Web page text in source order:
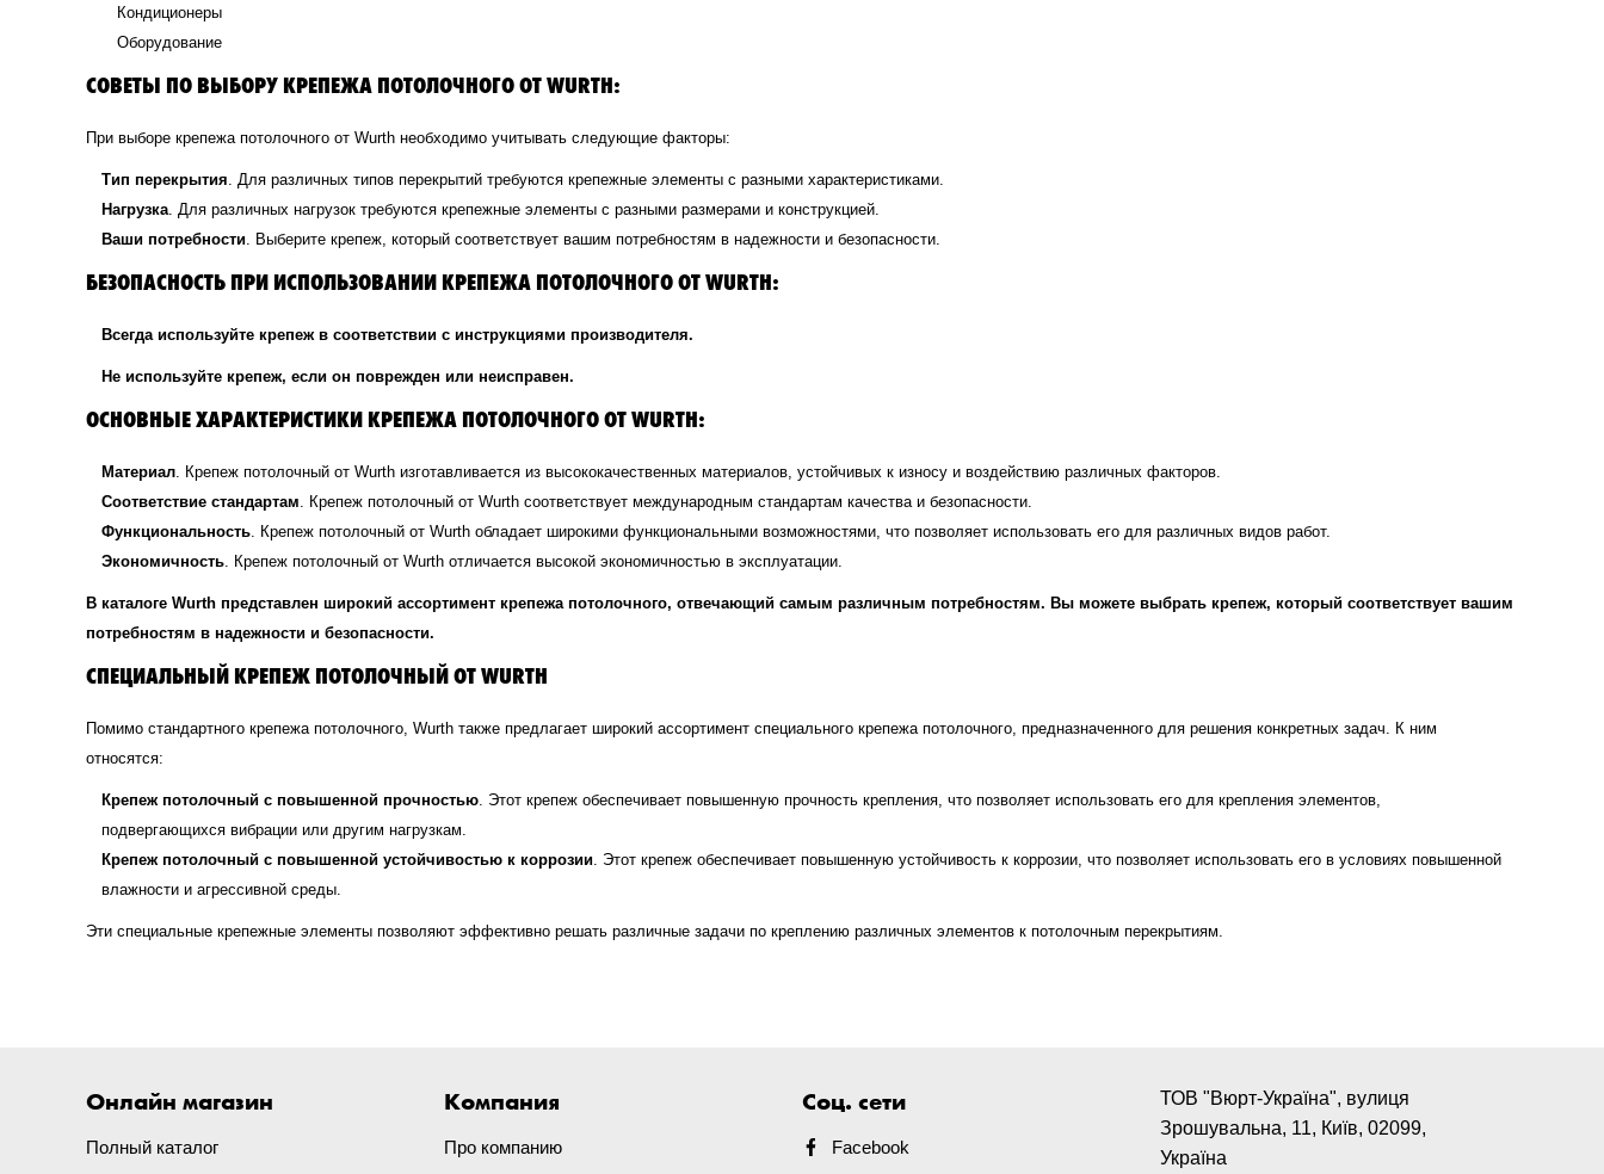
Кондиционеры
Оборудование
СОВЕТЫ ПО ВЫБОРУ КРЕПЕЖА ПОТОЛОЧНОГО ОТ WURTH:
При выборе крепежа потолочного от Wurth необходимо учитывать следующие факторы:
Тип перекрытия . Для различных типов перекрытий требуются крепежные элементы с разными характеристиками.
Нагрузка . Для различных нагрузок требуются крепежные элементы с разными размерами и конструкцией.
Ваши потребности . Выберите крепеж, который соответствует вашим потребностям в надежности и безопасности.
БЕЗОПАСНОСТЬ ПРИ ИСПОЛЬЗОВАНИИ КРЕПЕЖА ПОТОЛОЧНОГО ОТ WURTH:
Всегда используйте крепеж в соответствии с инструкциями производителя.
Не используйте крепеж, если он поврежден или неисправен.
ОСНОВНЫЕ ХАРАКТЕРИСТИКИ КРЕПЕЖА ПОТОЛОЧНОГО ОТ WURTH:
Материал . Крепеж потолочный от Wurth изготавливается из высококачественных материалов, устойчивых к износу и воздействию различных факторов.
Соответствие стандартам . Крепеж потолочный от Wurth соответствует международным стандартам качества и безопасности.
Функциональность . Крепеж потолочный от Wurth обладает широкими функциональными возможностями, что позволяет использовать его для различных видов работ.
Экономичность . Крепеж потолочный от Wurth отличается высокой экономичностью в эксплуатации.
В каталоге Wurth представлен широкий ассортимент крепежа потолочного, отвечающий самым различным потребностям. Вы можете выбрать крепеж, который соответствует вашим
потребностям в надежности и безопасности.
СПЕЦИАЛЬНЫЙ КРЕПЕЖ ПОТОЛОЧНЫЙ ОТ WURTH
Помимо стандартного крепежа потолочного, Wurth также предлагает широкий ассортимент специального крепежа потолочного, предназначенного для решения конкретных задач. К ним
относятся:
Крепеж потолочный с повышенной прочностью . Этот крепеж обеспечивает повышенную прочность крепления, что позволяет использовать его для крепления элементов,
подвергающихся вибрации или другим нагрузкам.
Крепеж потолочный с повышенной устойчивостью к коррозии . Этот крепеж обеспечивает повышенную устойчивость к коррозии, что позволяет использовать его в условиях повышенной
влажности и агрессивной среды.
Эти специальные крепежные элементы позволяют эффективно решать различные задачи по креплению различных элементов к потолочным перекрытиям.
Онлайн магазин
Полный каталог
Компания
Про компанию
Соц. сети
Facebook
ТОВ "Вюрт-Україна", вулиця
Зрошувальна, 11, Київ, 02099,
Україна